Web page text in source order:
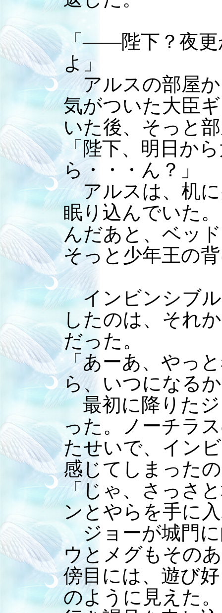
「――陛下？夜
よ」
アルスの部屋か
気がついた大臣
いた後、そっと
「陛下、明日か
ら・・・ん？」
アルスは、机に
眠り込んでいた
んだあと、ベッ
そっと少年王の
インビンシブル
したのは、それ
だった。
「あーあ、やっ
ら、いつになる
最初に降りたジ
った。ノーチラ
たせいで、イン
感じてしまった
「じゃ、さっさ
ンとやらを手に
ジョーが城門に
ウとメグもその
傍目には、遊び
のように見えた